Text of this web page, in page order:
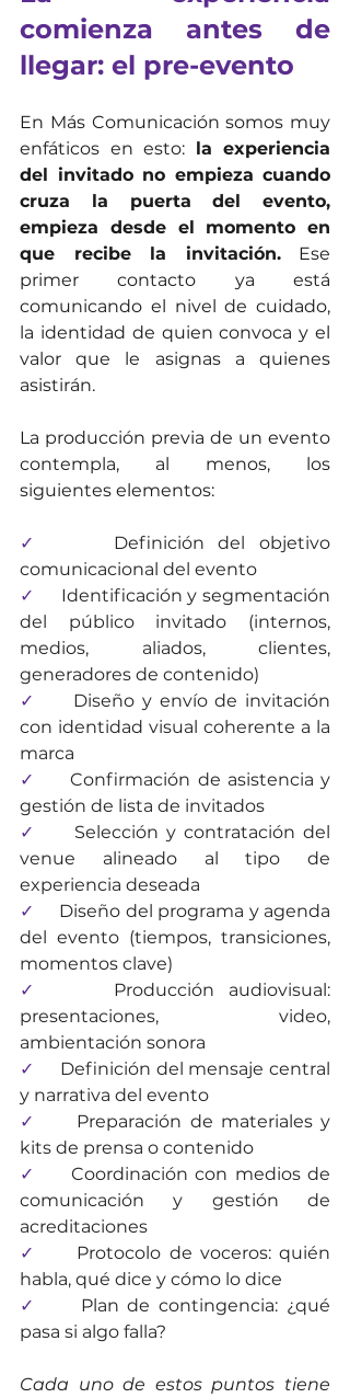
comienza antes de
llegar: el pre-evento
En Más Comunicación somos muy
enfáticos en esto: la experiencia
del invitado no empieza cuando
cruza la puerta del evento,
empieza desde el momento en
que recibe la invitación. Ese
primer contacto ya está
comunicando el nivel de cuidado,
la identidad de quien convoca y el
valor que le asignas a quienes
asistirán.
La producción previa de un evento
contempla, al menos, los
siguientes elementos:
✓ Definición del objetivo
comunicacional del evento
✓ Identificación y segmentación
del público invitado (internos,
medios, aliados, clientes,
generadores de contenido)
✓ Diseño y envío de invitación
con identidad visual coherente a la
marca
✓ Confirmación de asistencia y
gestión de lista de invitados
✓ Selección y contratación del
venue alineado al tipo de
experiencia deseada
✓ Diseño del programa y agenda
del evento (tiempos, transiciones,
momentos clave)
✓ Producción audiovisual:
presentaciones, video,
ambientación sonora
✓ Definición del mensaje central
y narrativa del evento
✓ Preparación de materiales y
kits de prensa o contenido
✓ Coordinación con medios de
comunicación y gestión de
acreditaciones
✓ Protocolo de voceros: quién
habla, qué dice y cómo lo dice
✓ Plan de contingencia: ¿qué
pasa si algo falla?
Cada uno de estos puntos tiene